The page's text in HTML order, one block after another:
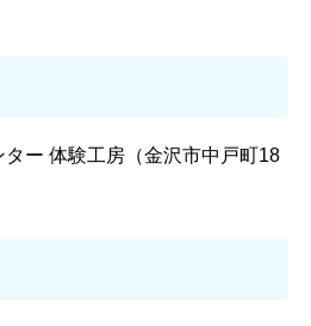
ー 体験工房（金沢市中戸町18